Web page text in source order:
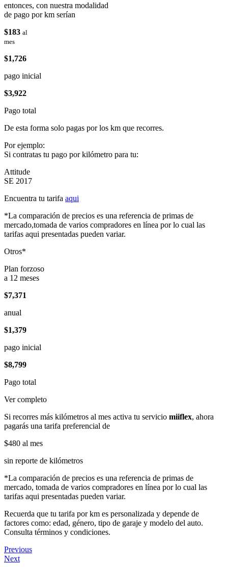
entonces, con nuestra modalidad
de pago por km serían
$183 al
mes
$1,726
pago inicial
$3,922
Pago total
De esta forma solo pagas por los km que recorres.
Por ejemplo:
Si contratas tu pago por kilómetro para tu:
Attitude
SE 2017
Encuentra tu tarifa aqui
*La comparación de precios es una referencia de primas de
mercado,tomada de varios compradores en línea por lo cual las
tarifas aqui presentadas pueden variar.
Otros*
Plan forzoso
a 12 meses
$7,371
anual
$1,379
pago inicial
$8,799
Pago total
Ver completo
Si recorres más kilómetros al mes activa tu servicio miiflex, ahora
pagarás una tarifa preferencial de
$480 al mes
sin reporte de kilómetros
*La comparación de precios es una referencia de primas de
mercado, tomada de varios compradores en línea por lo cual las
tarifas aqui presentadas pueden variar.
Recuerda que tu tarifa por km es personalizada y depende de
factores como: edad, género, tipo de garaje y modelo del auto.
Consulta términos y condiciones.
Previous
Next